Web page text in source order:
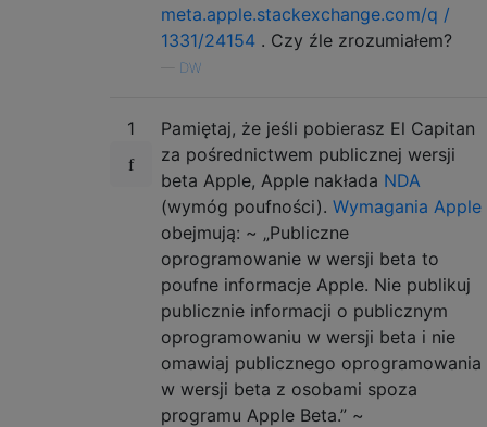
meta.apple.stackexchange.com/q /
1331/24154 . Czy źle zrozumiałem?
DW
1
Pamiętaj, że jeśli pobierasz El Capitan
za pośrednictwem publicznej wersji
beta Apple, Apple nakłada NDA
(wymóg poufności). Wymagania Apple
obejmują: ~ „Publiczne
oprogramowanie w wersji beta to
poufne informacje Apple. Nie publikuj
publicznie informacji o publicznym
oprogramowaniu w wersji beta i nie
omawiaj publicznego oprogramowania
w wersji beta z osobami spoza
programu Apple Beta.” ~